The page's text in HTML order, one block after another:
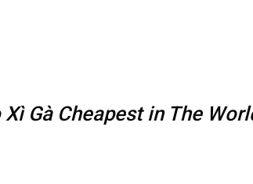
Gà Cheapest in The